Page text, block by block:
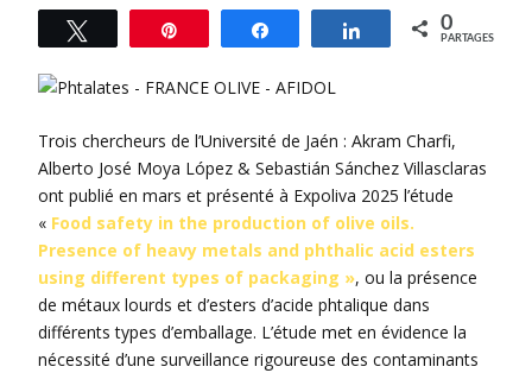
Tweetez Partagez Partagez 0
PARTAGES
Trois chercheurs de l’Université de Jaén : Akram Charfi,
Alberto José Moya López & Sebastián Sánchez Villasclaras
ont publié en mars et présenté à Expoliva 2025 l’étude
« Food safety in the production of olive oils.
Presence of heavy metals and phthalic acid esters
using different types of packaging », ou la présence
de métaux lourds et d’esters d’acide phtalique dans
différents types d’emballage. L’étude met en évidence la
nécessité d’une surveillance rigoureuse des contaminants